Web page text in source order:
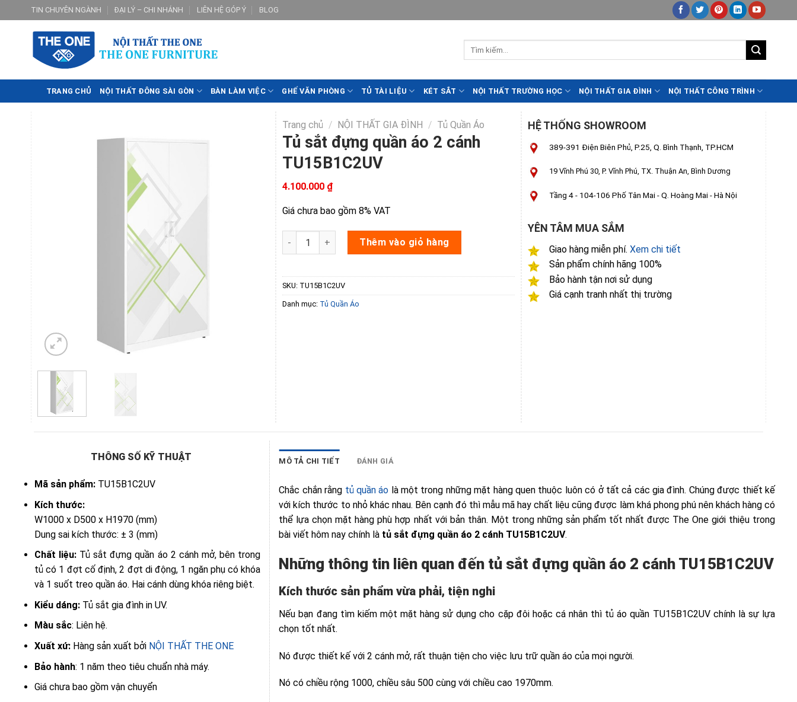
to
content
TIN CHUYÊN NGÀNH ĐẠI LÝ – CHI NHÁNH LIÊN HỆ GÓP Ý BLOG
TRANG CHỦ NỘI THẤT ĐÔNG SÀI GÒN BÀN LÀM VIỆC GHẾ VĂN PHÒNG TỦ TÀI LIỆU KÉT SẮT NỘI THẤT TRƯỜNG HỌC NỘI THẤT GIA ĐÌNH NỘI THẤT CÔNG TRÌNH
Trang chủ / NỘI THẤT GIA ĐÌNH / Tủ Quần Áo
Tủ sắt đựng quần áo 2 cánh
TU15B1C2UV
4.100.000 ₫
Giá chưa bao gồm 8% VAT
Tủ sắt đựng quần áo 2 cánh TU15B1C2UV số lượng
Thêm vào giỏ hàng
SKU: TU15B1C2UV
Danh mục: Tủ Quần Áo
HỆ THỐNG SHOWROOM
389-391 Điện Biên Phủ, P.25, Q. Bình Thạnh, TP.HCM
19 Vĩnh Phú 30, P. Vĩnh Phú, TX. Thuận An, Bình Dương
Tầng 4 - 104-106 Phố Tân Mai - Q. Hoàng Mai - Hà Nội
YÊN TÂM MUA SẮM
Giao hàng miễn phí. Xem chi tiết
Sản phẩm chính hãng 100%
Bảo hành tận nơi sử dụng
Giá cạnh tranh nhất thị trường
THÔNG SỐ KỸ THUẬT
Mã sản phẩm:TU15B1C2UV
Kích thước:
W1000 x D500 x H1970 (mm)
Dung sai kích thước: ± 3 (mm)
Chất liệu:Tủ sắt đựng quần áo 2 cánh mở, bên trong
tủ có 1 đợt cố định, 2 đợt di động, 1 ngăn phụ có khóa
và 1 suốt treo quần áo. Hai cánh dùng khóa riêng biệt.
Kiểu dáng: Tủ sắt gia đình in UV.
Màu sắc: Liên hệ.
Xuất xứ:Hàng sản xuất bởi NỘI THẤT THE ONE
Bảo hành: 1 năm theo tiêu chuẩn nhà máy.
Giá chưa bao gồm vận chuyển
MÔ TẢ CHI TIẾT ĐÁNH GIÁ